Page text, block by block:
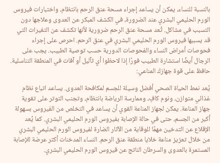
بالنسبة للنساء، يمكن أن يساعد إجراء مسحة عنق الرحم بانتظام، واختبارات فيروس
الورم الحليمي البشري عند الضرورة، في الكشف المبكر عن العدوى وعلاجها دون
التسبب في مشاكل. تُعد مسحة عنق الرحم ضرورية لأنها تكشف عن التغيرات التي
قد يسببها فيروس الورم الحليمي البشري في عنق الرحم. احرص على إجراء
فحوصات أمراض النساء والفحوصات الدورية حسب توصية الطبيب. يجب على
الرجال أيضًا استشارة الطبيب فورًا إذا لاحظوا أي ثآليل أو آفات في المنطقة التناسلية.
حافظ على قوة جهازك المناعي:
يُعد نمط الحياة الصحي أفضل وسيلة للجسم لمكافحة العدوى. يساعد اتباع نظام
غذائي متوازن، ونوم كافٍ، وممارسة الرياضة بانتظام، وتجنب التوتر على تقوية
جهاز المناعة. يمكن لجهاز المناعة القوي أن يساعد في التخلص من الفيروس بسهولة
أكبر من الجسم، حتى في حالة الإصابة بفيروس الورم الحليمي البشري. كما يُعد
الإقلاع عن التدخين مهمًا للوقاية من الآثار الضارة لفيروس الورم الحليمي البشري
من خلال تعزيز مناعة خلايا منطقة عنق الرحم. النساء المدخنات أكثر عرضة للإصابة
المستمرة بالعدوى والسرطان الناتج عن فيروس الورم الحليمي البشري.